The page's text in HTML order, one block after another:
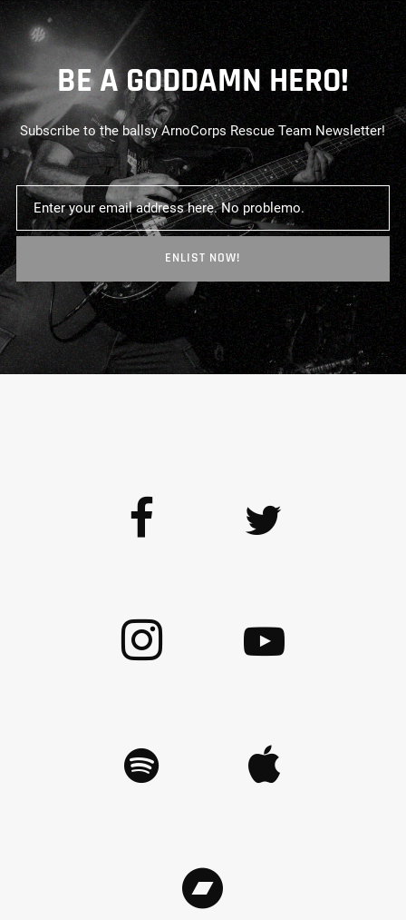
BE A GODDAMN HERO!
Subscribe to the ballsy ArnoCorps Rescue Team Newsletter!
ENLIST NOW!